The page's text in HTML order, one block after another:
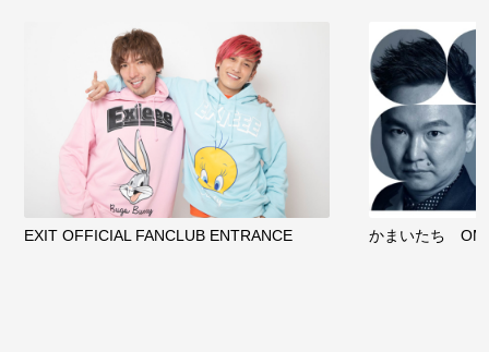
EXIT OFFICIAL FANCLUB ENTRANCE かまいたち